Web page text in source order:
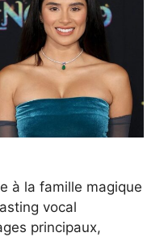
à la famille magique
vocal
principaux,